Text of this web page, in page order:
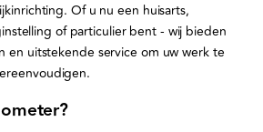
Of u nu een huisarts,
of particulier bent - wij bieden
en uitstekende service om uw werk te